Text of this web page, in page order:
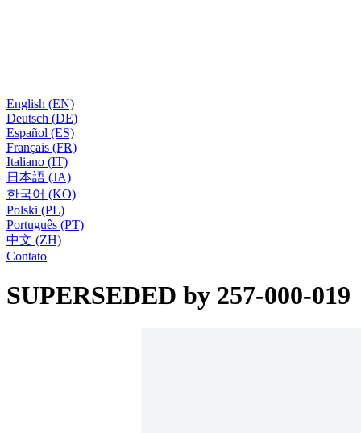
English (EN)
Deutsch (DE)
Español (ES)
Français (FR)
Italiano (IT)
日本語 (JA)
한국어 (KO)
Polski (PL)
Português (PT)
中文 (ZH)
Contato
SUPERSEDED by 257-000-019